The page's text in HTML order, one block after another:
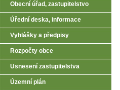
Obecní úřad, zastupitelstvo
Úřední deska, informace
Vyhlášky a předpisy
Rozpočty obce
Usnesení zastupitelstva
Územní plán